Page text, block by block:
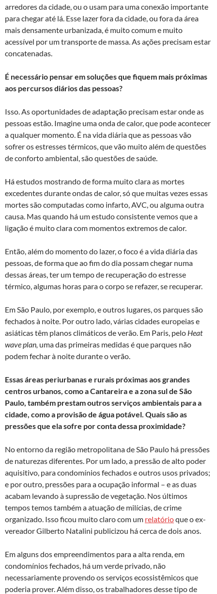
arredores da cidade, ou o usam para uma conexão importante
para chegar até lá. Esse lazer fora da cidade, ou fora da área
mais densamente urbanizada, é muito comum e muito
acessível por um transporte de massa. As ações precisam estar
concatenadas.
É necessário pensar em soluções que fiquem mais próximas
aos percursos diários das pessoas?
Isso. As oportunidades de adaptação precisam estar onde as
pessoas estão. Imagine uma onda de calor, que pode acontecer
a qualquer momento. É na vida diária que as pessoas vão
sofrer os estresses térmicos, que vão muito além de questões
de conforto ambiental, são questões de saúde.
Há estudos mostrando de forma muito clara as mortes
excedentes durante ondas de calor, só que muitas vezes essas
mortes são computadas como infarto, AVC, ou alguma outra
causa. Mas quando há um estudo consistente vemos que a
ligação é muito clara com momentos extremos de calor.
Então, além do momento do lazer, o foco é a vida diária das
pessoas, de forma que ao fim do dia possam chegar numa
dessas áreas, ter um tempo de recuperação do estresse
térmico, algumas horas para o corpo se refazer, se recuperar.
Em São Paulo, por exemplo, e outros lugares, os parques são
fechados à noite. Por outro lado, várias cidades europeias e
asiáticas têm planos climáticos de verão. Em Paris, pelo Heat
wave plan, uma das primeiras medidas é que parques não
podem fechar à noite durante o verão.
Essas áreas periurbanas e rurais próximas aos grandes
centros urbanos, como a Cantareira e a zona sul de São
Paulo, também prestam outros serviços ambientais para a
cidade, como a provisão de água potável. Quais são as
pressões que ela sofre por conta dessa proximidade?
No entorno da região metropolitana de São Paulo há pressões
de naturezas diferentes. Por um lado, a pressão de alto poder
aquisitivo, para condomínios fechados e outros usos privados;
e por outro, pressões para a ocupação informal – e as duas
acabam levando à supressão de vegetação. Nos últimos
tempos temos também a atuação de milícias, de crime
organizado. Isso ficou muito claro com um relatórioque o ex-
vereador Gilberto Natalini publicizou há cerca de dois anos.
Em alguns dos empreendimentos para a alta renda, em
condomínios fechados, há um verde privado, não
necessariamente provendo os serviços ecossistêmicos que
poderia prover. Além disso, os trabalhadores desse tipo de